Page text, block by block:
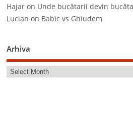
Hajar on Unde bucătarii devin
Lucian on Babic vs Ghiudem
Arhiva